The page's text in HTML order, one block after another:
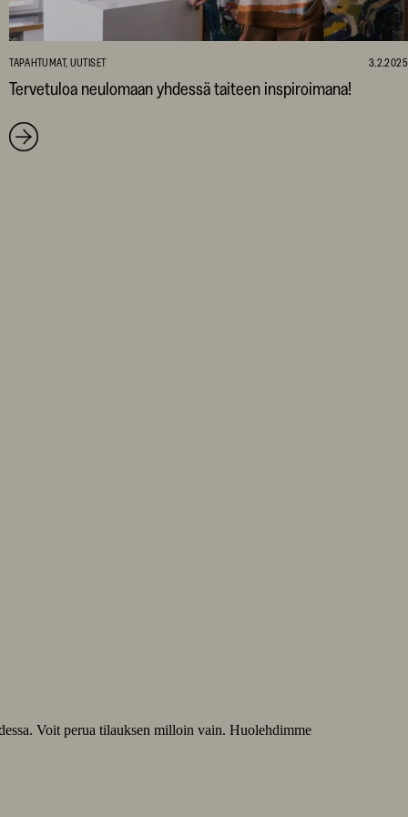
TAPAHTUMAT, UUTISET 3.2.2025
Tervetuloa neulomaan yhdessä taiteen inspiroimana!
Voit perua tilauksen milloin vain. Huolehdimme